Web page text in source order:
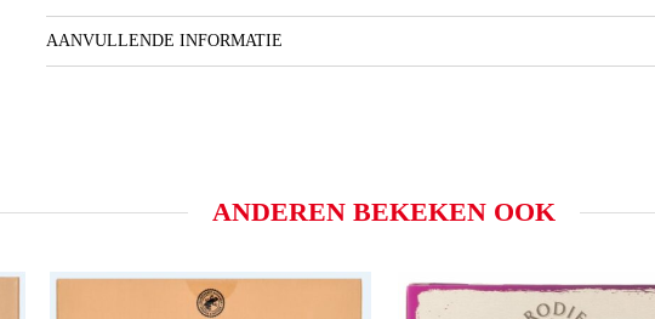
AANVULLENDE INFORMATIE
ANDEREN BEKEKEN OOK